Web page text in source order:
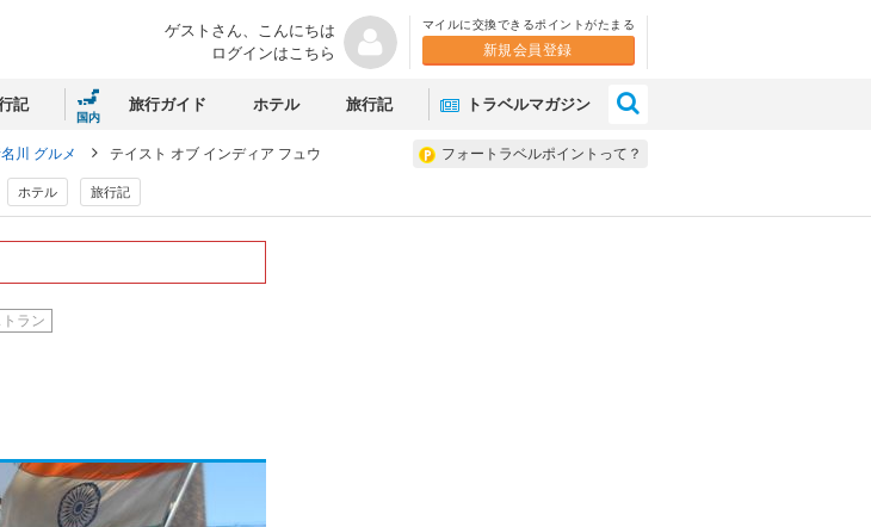
ゲストさん、 こんにちは
ログインはこちら
マイルに交換できるポイントがたまる
新規会員登録
記
国内
旅行ガイド ホテル 旅行記 トラベルマガジン
フォートラベルポイントって？
川 グルメ テイスト オブ インディア フュウ
ホテル 旅行記
ラン